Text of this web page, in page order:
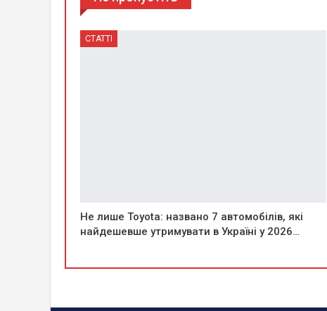
СТАТТІ
Не лише Toyota: названо 7 автомобілів, які
найдешевше утримувати в Україні у 2026…